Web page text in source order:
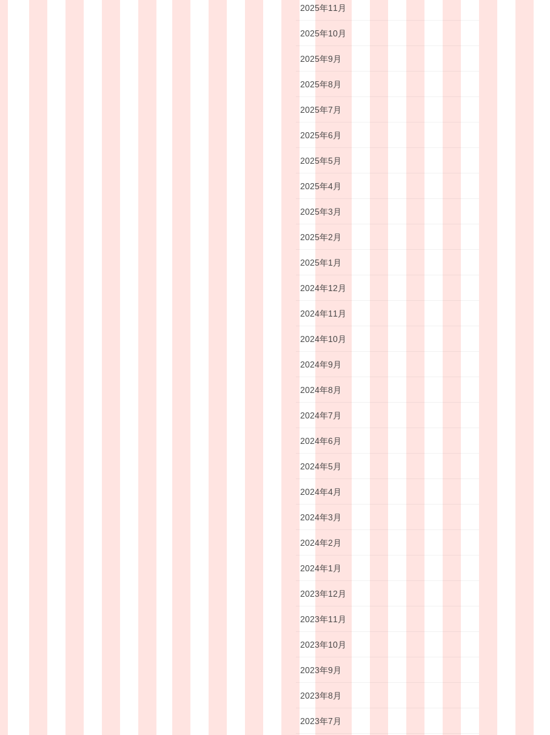
2025年11月
2025年10月
2025年9月
2025年8月
2025年7月
2025年6月
2025年5月
2025年4月
2025年3月
2025年2月
2025年1月
2024年12月
2024年11月
2024年10月
2024年9月
2024年8月
2024年7月
2024年6月
2024年5月
2024年4月
2024年3月
2024年2月
2024年1月
2023年12月
2023年11月
2023年10月
2023年9月
2023年8月
2023年7月